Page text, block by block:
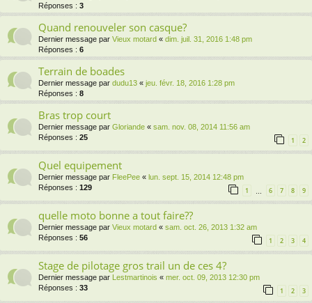
Réponses : 3
Quand renouveler son casque?
Dernier message par Vieux motard « dim. juil. 31, 2016 1:48 pm
Réponses : 6
Terrain de boades
Dernier message par dudu13 « jeu. févr. 18, 2016 1:28 pm
Réponses : 8
Bras trop court
Dernier message par Gloriande « sam. nov. 08, 2014 11:56 am
Réponses : 25 1 2
Quel equipement
Dernier message par FleePee « lun. sept. 15, 2014 12:48 pm
Réponses : 129 1 … 6 7 8 9
quelle moto bonne a tout faire??
Dernier message par Vieux motard « sam. oct. 26, 2013 1:32 am
Réponses : 56 1 2 3 4
Stage de pilotage gros trail un de ces 4?
Dernier message par Lestmartinois « mer. oct. 09, 2013 12:30 pm
Réponses : 33 1 2 3